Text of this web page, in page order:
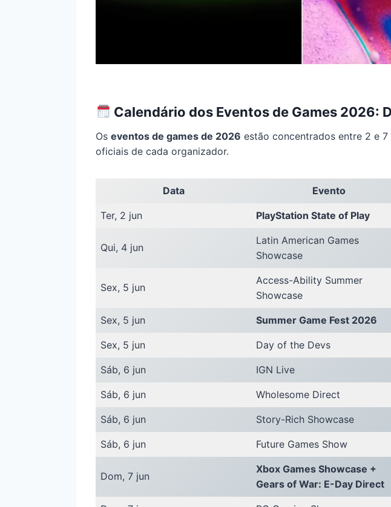
Calendário dos Eventos de Games 2026:
Os eventos de games de 2026 estão concentrados entre 2 e
oficiais de cada organizador.
Data Evento
Ter, 2 jun PlayStation State of Play
Qui, 4 jun
Latin American Games
Showcase
Sex, 5 jun
Access-Ability Summer
Showcase
Sex, 5 jun Summer Game Fest 2026
Sex, 5 jun Day of the Devs
Sáb, 6 jun IGN Live
Sáb, 6 jun Wholesome Direct
Sáb, 6 jun Story-Rich Showcase
Sáb, 6 jun Future Games Show
Dom, 7 jun
Xbox Games Showcase +
Gears of War: E-Day Direct